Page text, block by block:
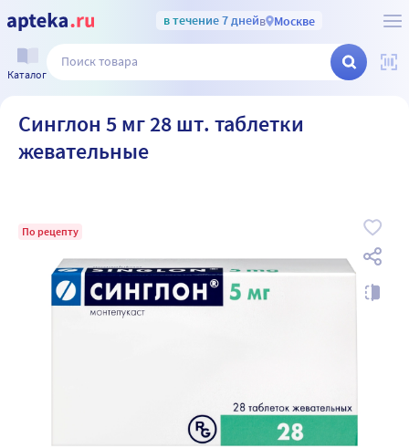
в течение 7 днейв Москве
Каталог
Синглон 5 мг 28 шт. таблетки
жевательные
По рецепту